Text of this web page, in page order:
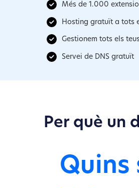
Més de 1.000
Hosting gratuït a tots
Gestionem tots els
Servei de DNS gratuït
Per què un
Quins